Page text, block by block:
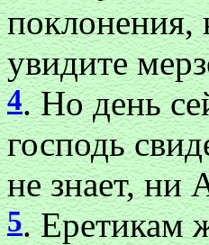
поклонения,
увидите
4. Но день
господь
не знает, ни
5. Еретикам